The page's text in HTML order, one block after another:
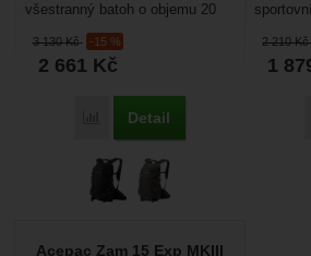
3 130Kč -15 %
2 661 Kč
Přidat 'Acepac Flite 20 MKIII' k
Detail
všestranný batoh o objemu 20
pásem který lze nosit...
2 210Kč
1
hodí se
Acepac Zam 15 Exp MKIII